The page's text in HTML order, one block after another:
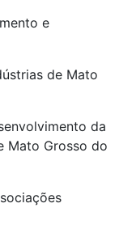
e
de Mato
da
Mato Grosso do